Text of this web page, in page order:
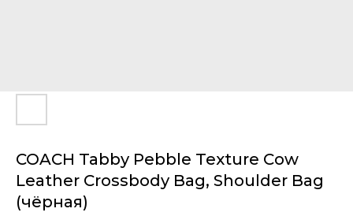
COACH Tabby Pebble Texture Cow
Leather Crossbody Bag, Shoulder Bag
(чёрная)